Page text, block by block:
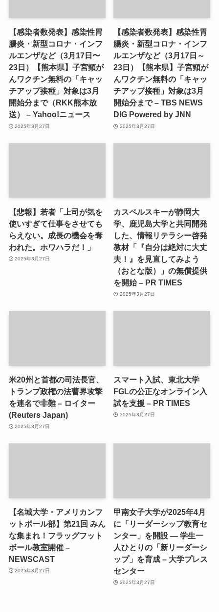
【感染者数発表】感染性胃
腸炎・新型コロナ・インフ
ルエンザなど（3月17日〜
23日）【熊本県】子宮頸が
んワクチン無料の「キャッ
チアップ接種」対象は3月
開始分まで（RKK熊本放
送） – Yahoo!ニュース
2025年3月27日
【感染者数発表】感染性胃
腸炎・新型コロナ・インフ
ルエンザなど（3月17日～
23日）【熊本県】子宮頸が
んワクチン無料の「キャッ
チアップ接種」対象は3月
開始分まで – TBS NEWS
DIG Powered by JNN
2025年3月27日
【悲報】若者「上司が気を
使いすぎて仕事をさせても
らえない。成長の機会を奪
われた。ホワハラだ！」
2025年3月27日
カスペルスキーが静岡大
学、鹿児島大学と共同開発
した、情報リテラシー啓発
教材「『自分は絶対に大丈
夫！』を見直してみよう
（おとな版）」の無償提供
を開始 – PR TIMES
2025年3月27日
米20州と首都の司法長官、
トランプ政権の法曹界攻撃
を連名で非難 – ロイター
(Reuters Japan)
2025年3月27日
スマート入試、東北大学
FGLの公正なオンライン入
試を支援 – PR TIMES
2025年3月27日
【名城大学・アメリカンフ
ットボール部】第21回 みん
な集まれ！フラッグフット
ボール教室開催 –
NEWSCAST
2025年3月27日
甲南女子大学が2025年4月
に「リーダーシップ教育セ
ンター」を開設 ― 学生一
人ひとりの「新リーダーシ
ップ」を育成 – 大学プレス
センター
2025年3月27日